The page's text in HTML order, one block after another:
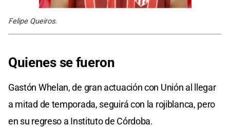
Felipe Queiros.
Quienes se fueron
Gastón Whelan, de gran actuación con Unión al llegar
a mitad de temporada, seguirá con la rojiblanca, pero
en su regreso a Instituto de Córdoba.